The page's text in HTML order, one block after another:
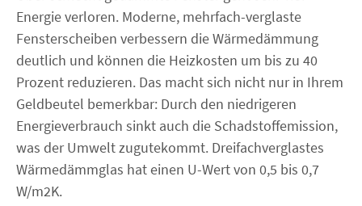
Energie verloren. Moderne, mehrfach-verglaste
Fensterscheiben verbessern die Wärmedämmung
deutlich und können die Heizkosten um bis zu 40
Prozent reduzieren. Das macht sich nicht nur in Ihrem
Geldbeutel bemerkbar: Durch den niedrigeren
Energieverbrauch sinkt auch die Schadstoffemission,
was der Umwelt zugutekommt. Dreifachverglastes
Wärmedämmglas hat einen U-Wert von 0,5 bis 0,7
W/m2K.